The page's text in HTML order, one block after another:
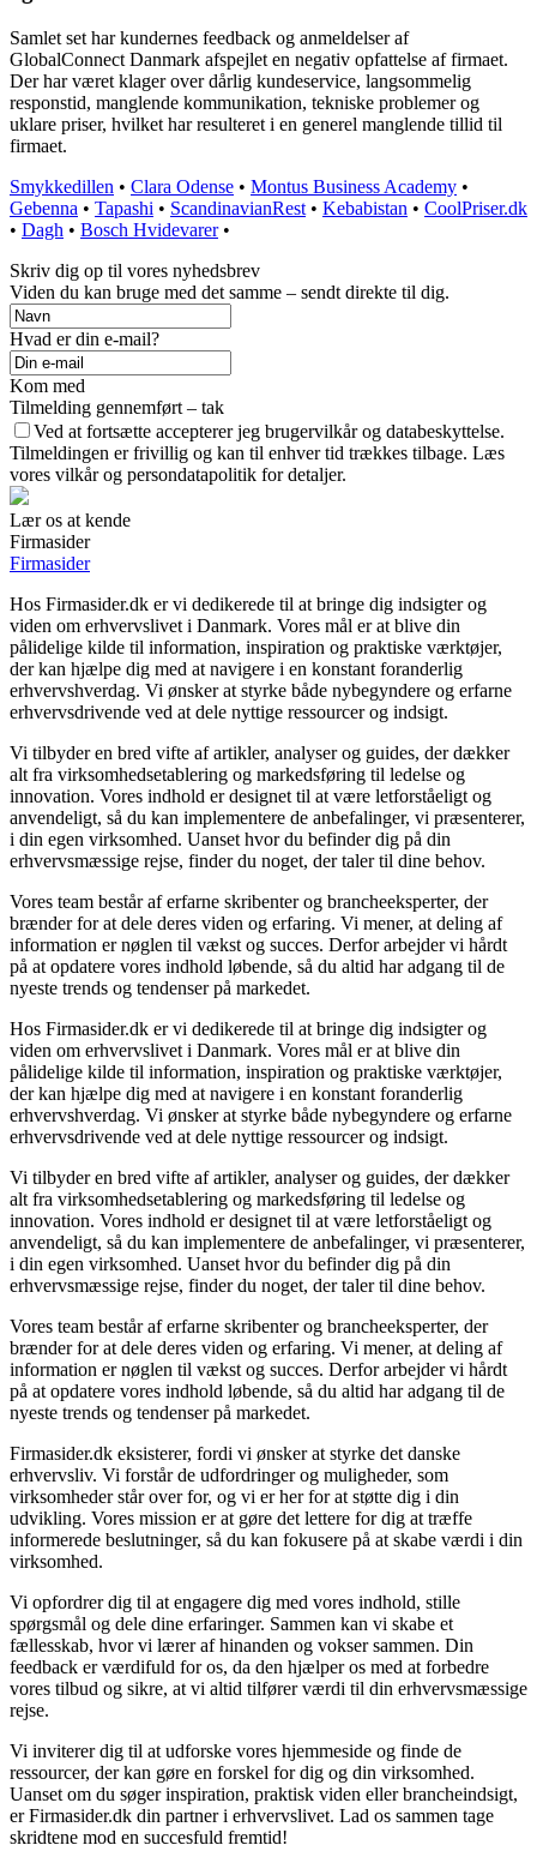
Samlet set har kundernes feedback og anmeldelser af
GlobalConnect Danmark afspejlet en negativ opfattelse af firmaet.
Der har været klager over dårlig kundeservice, langsommelig
responstid, manglende kommunikation, tekniske problemer og
uklare priser, hvilket har resulteret i en generel manglende tillid til
firmaet.
Smykkedillen • Clara Odense • Montus Business Academy •
Gebenna • Tapashi • ScandinavianRest • Kebabistan • CoolPriser.dk
• Dagh • Bosch Hvidevarer•
Skriv dig op til vores nyhedsbrev
Viden du kan bruge med det samme – sendt direkte til dig.
Hvad er din e-mail?
Kom med
Tilmelding gennemført – tak
Ved at fortsætte accepterer jeg brugervilkår og databeskyttelse.
Tilmeldingen er frivillig og kan til enhver tid trækkes tilbage. Læs
vores vilkår og persondatapolitik for detaljer.
Lær os at kende
Firmasider
Firmasider
Hos Firmasider.dk er vi dedikerede til at bringe dig indsigter og
viden om erhvervslivet i Danmark. Vores mål er at blive din
pålidelige kilde til information, inspiration og praktiske værktøjer,
der kan hjælpe dig med at navigere i en konstant foranderlig
erhvervshverdag. Vi ønsker at styrke både nybegyndere og erfarne
erhvervsdrivende ved at dele nyttige ressourcer og indsigt.
Vi tilbyder en bred vifte af artikler, analyser og guides, der dækker
alt fra virksomhedsetablering og markedsføring til ledelse og
innovation. Vores indhold er designet til at være letforståeligt og
anvendeligt, så du kan implementere de anbefalinger, vi præsenterer,
i din egen virksomhed. Uanset hvor du befinder dig på din
erhvervsmæssige rejse, finder du noget, der taler til dine behov.
Vores team består af erfarne skribenter og brancheeksperter, der
brænder for at dele deres viden og erfaring. Vi mener, at deling af
information er nøglen til vækst og succes. Derfor arbejder vi hårdt
på at opdatere vores indhold løbende, så du altid har adgang til de
nyeste trends og tendenser på markedet.
Hos Firmasider.dk er vi dedikerede til at bringe dig indsigter og
viden om erhvervslivet i Danmark. Vores mål er at blive din
pålidelige kilde til information, inspiration og praktiske værktøjer,
der kan hjælpe dig med at navigere i en konstant foranderlig
erhvervshverdag. Vi ønsker at styrke både nybegyndere og erfarne
erhvervsdrivende ved at dele nyttige ressourcer og indsigt.
Vi tilbyder en bred vifte af artikler, analyser og guides, der dækker
alt fra virksomhedsetablering og markedsføring til ledelse og
innovation. Vores indhold er designet til at være letforståeligt og
anvendeligt, så du kan implementere de anbefalinger, vi præsenterer,
i din egen virksomhed. Uanset hvor du befinder dig på din
erhvervsmæssige rejse, finder du noget, der taler til dine behov.
Vores team består af erfarne skribenter og brancheeksperter, der
brænder for at dele deres viden og erfaring. Vi mener, at deling af
information er nøglen til vækst og succes. Derfor arbejder vi hårdt
på at opdatere vores indhold løbende, så du altid har adgang til de
nyeste trends og tendenser på markedet.
Firmasider.dk eksisterer, fordi vi ønsker at styrke det danske
erhvervsliv. Vi forstår de udfordringer og muligheder, som
virksomheder står over for, og vi er her for at støtte dig i din
udvikling. Vores mission er at gøre det lettere for dig at træffe
informerede beslutninger, så du kan fokusere på at skabe værdi i din
virksomhed.
Vi opfordrer dig til at engagere dig med vores indhold, stille
spørgsmål og dele dine erfaringer. Sammen kan vi skabe et
fællesskab, hvor vi lærer af hinanden og vokser sammen. Din
feedback er værdifuld for os, da den hjælper os med at forbedre
vores tilbud og sikre, at vi altid tilfører værdi til din erhvervsmæssige
rejse.
Vi inviterer dig til at udforske vores hjemmeside og finde de
ressourcer, der kan gøre en forskel for dig og din virksomhed.
Uanset om du søger inspiration, praktisk viden eller brancheindsigt,
er Firmasider.dk din partner i erhvervslivet. Lad os sammen tage
skridtene mod en succesfuld fremtid!